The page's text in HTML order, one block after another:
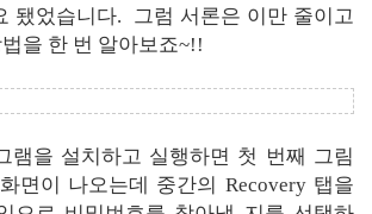
됐었습니다. 그럼 서론은 이만 줄이고
을 한 번 알아보죠~!!
램을 설치하고 실행하면 첫 번째 그림
면이 나오는데 중간의 Recovery 탭을